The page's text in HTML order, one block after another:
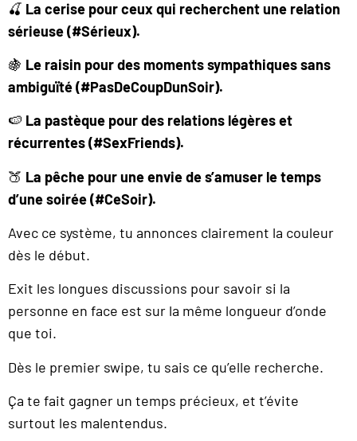
🍒 La cerise pour ceux qui recherchent une relation
sérieuse (#Sérieux).
🍇 Le raisin pour des moments sympathiques sans
ambiguïté (#PasDeCoupDunSoir).
🍉 La pastèque pour des relations légères et
récurrentes (#SexFriends).
🍑 La pêche pour une envie de s’amuser le temps
d’une soirée (#CeSoir).
Avec ce système, tu annonces clairement la couleur
dès le début.
Exit les longues discussions pour savoir si la
personne en face est sur la même longueur d’onde
que toi.
Dès le premier swipe, tu sais ce qu’elle recherche.
Ça te fait gagner un temps précieux, et t’évite
surtout les malentendus.